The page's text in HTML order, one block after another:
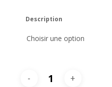
Description